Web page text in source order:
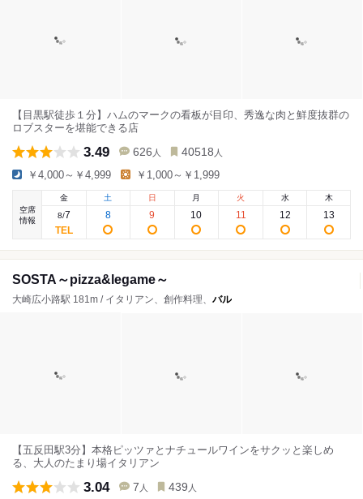
【目黒駅徒歩１分】ハムのマークの看板が目印、秀逸な肉と鮮度抜群の
ロブスターを堪能できる店
3.49 626 人 40518 人
￥4,000～￥4,999 ￥1,000～￥1,999
空席
情報
金
8/7
土
8
日
9
月
10
火
11
水
12
木
13
SOSTA～pizza&legame～
大崎広小路駅 181m / イタリアン、創作料理、 バル
【五反田駅3分】本格ピッツァとナチュールワインをサクッと楽しめ
る、大人のたまり場イタリアン
3.04 7 人 439 人